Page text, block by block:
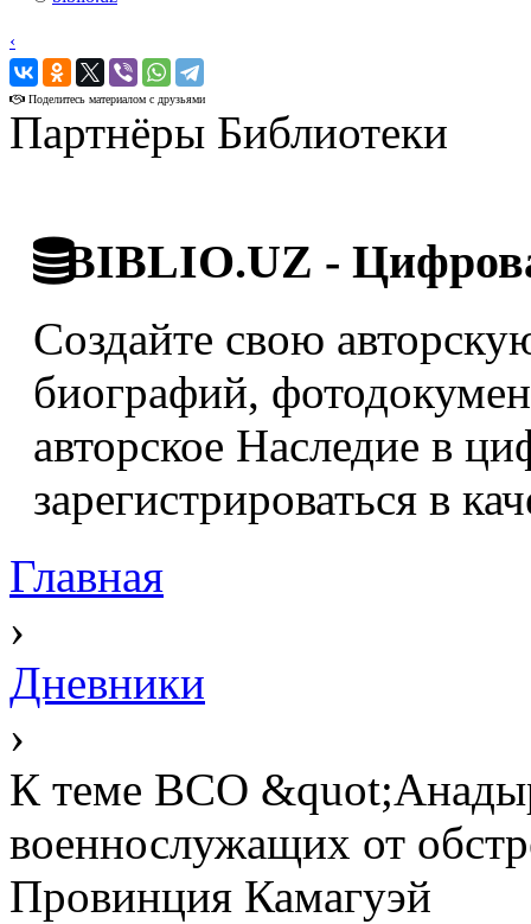
‹
›
Поделитесь материалом с друзьями
Партнёры Библиотеки
BIBLIO.UZ -
Создайте свою
биографий,
авторское Наследие в
зарегистрироваться в
Главная
›
Дневники
›
К теме ВСО
военнослужащих от
Провинция Камагуэй